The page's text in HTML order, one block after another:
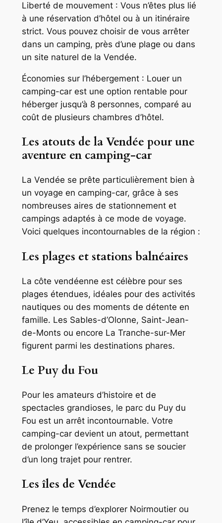
Liberté de mouvement : Vous n’êtes plus lié
à une réservation d’hôtel ou à un itinéraire
strict. Vous pouvez choisir de vous arrêter
dans un camping, près d’une plage ou dans
un site naturel de la Vendée.
Économies sur l’hébergement : Louer un
camping-car est une option rentable pour
héberger jusqu’à 8 personnes, comparé au
coût de plusieurs chambres d’hôtel.
Les atouts de la Vendée pour une
aventure en camping-car
La Vendée se prête particulièrement bien à
un voyage en camping-car, grâce à ses
nombreuses aires de stationnement et
campings adaptés à ce mode de voyage.
Voici quelques incontournables de la région :
Les plages et stations balnéaires
La côte vendéenne est célèbre pour ses
plages étendues, idéales pour des activités
nautiques ou des moments de détente en
famille. Les Sables-d’Olonne, Saint-Jean-
de-Monts ou encore La Tranche-sur-Mer
figurent parmi les destinations phares.
Le Puy du Fou
Pour les amateurs d’histoire et de
spectacles grandioses, le parc du Puy du
Fou est un arrêt incontournable. Votre
camping-car devient un atout, permettant
de prolonger l’expérience sans se soucier
d’un long trajet pour rentrer.
Les îles de Vendée
Prenez le temps d’explorer Noirmoutier ou